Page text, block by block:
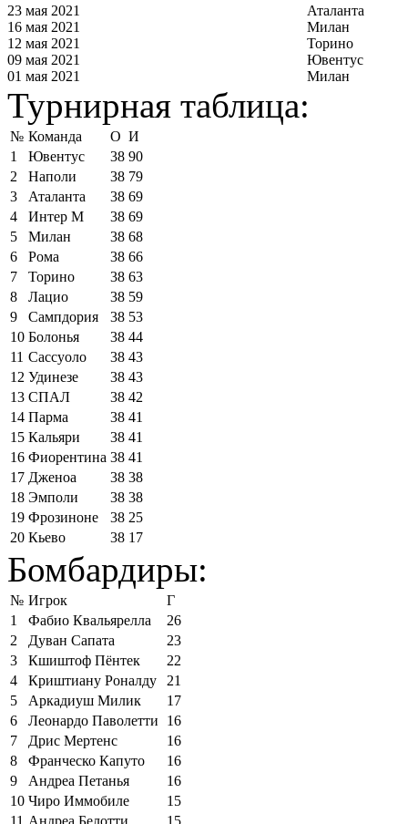
23 мая 2021
Аталанта
16 мая 2021
Милан
12 мая 2021
Торино
09 мая 2021
Ювентус
01 мая 2021
Милан
Турнирная таблица:
№ Команда О И
1
Ювентус 38 90
2
Наполи 38 79
3
Аталанта 38 69
4
Интер М 38 69
5
Милан 38 68
6
Рома 38 66
7
Торино 38 63
8
Лацио 38 59
9
Сампдория 38 53
10 Болонья 38 44
11 Сассуоло 38 43
12 Удинезе 38 43
13 СПАЛ 38 42
14 Парма 38 41
15 Кальяри 38 41
16 Фиорентина 38 41
17 Дженоа 38 38
18 Эмполи 38 38
19 Фрозиноне 38 25
20 Кьево 38 17
Бомбардиры:
№ Игрок
Г
1
Фабио Квальярелла
26
2
Дуван Сапата
23
3
Кшиштоф Пёнтек
22
4
Криштиану Роналду
21
5
Аркадиуш Милик
17
6
Леонардо Паволетти
16
7
Дрис Мертенс
16
8
Франческо Капуто
16
9
Андреа Петанья
16
10 Чиро Иммобиле
15
11 Андреа Белотти
15